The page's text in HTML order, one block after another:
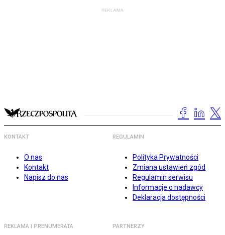
KONTAKT
O nas
Kontakt
Napisz do nas
REGULAMIN
Polityka Prywatności
Zmiana ustawień zgód
Regulamin serwisu
Informacje o nadawcy
Deklaracja dostępności
REKLAMA I PRENUMERATA PARTNERZY